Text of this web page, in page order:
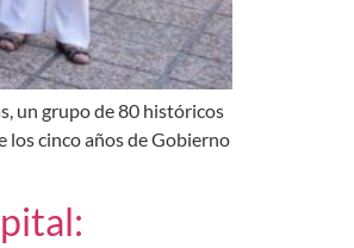
un grupo de 80 históricos
los cinco años de Gobierno